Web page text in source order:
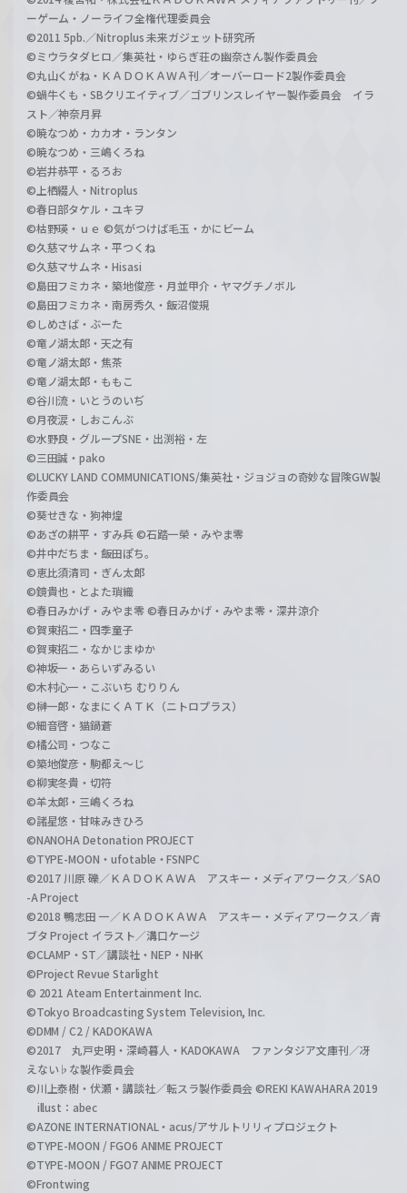
ーゲーム・ノーライフ全権代理委員会
©2011 5pb.／Nitroplus 未来ガジェット研究所
©ミウラタダヒロ／集英社・ゆらぎ荘の幽奈さん製作委員会
©丸山くがね・ＫＡＤＯＫＡＷＡ刊／オーバーロード2製作委員会
©蝸牛くも・SBクリエイティブ／ゴブリンスレイヤー製作委員会 イラ
スト／神奈月昇
©暁なつめ・カカオ・ランタン
©暁なつめ・三嶋くろね
©岩井恭平・るろお
©上栖綴人・Nitroplus
©春日部タケル・ユキヲ
©枯野瑛・ｕｅ ©気がつけば毛玉・かにビーム
©久慈マサムネ・平つくね
©久慈マサムネ・Hisasi
©島田フミカネ・築地俊彦・月並甲介・ヤマグチノボル
©島田フミカネ・南房秀久・飯沼俊規
©しめさば・ぶーた
©竜ノ湖太郎・天之有
©竜ノ湖太郎・焦茶
©竜ノ湖太郎・ももこ
©谷川流・いとうのいぢ
©月夜涙・しおこんぶ
©水野良・グループSNE・出渕裕・左
©三田誠・pako
©LUCKY LAND COMMUNICATIONS/集英社・ジョジョの奇妙な冒険GW製
作委員会
©葵せきな・狗神煌
©あざの耕平・すみ兵 ©石踏一榮・みやま零
©井中だちま・飯田ぽち。
©恵比須清司・ぎん太郎
©鏡貴也・とよた瑣織
©春日みかげ・みやま零 ©春日みかげ・みやま零・深井涼介
©賀東招二・四季童子
©賀東招二・なかじまゆか
©神坂一・あらいずみるい
©木村心一・こぶいち むりりん
©榊一郎・なまにくＡＴＫ（ニトロプラス）
©細音啓・猫鍋蒼
©橘公司・つなこ
©築地俊彦・駒都え～じ
©柳実冬貴・切符
©羊太郎・三嶋くろね
©諸星悠・甘味みきひろ
©NANOHA Detonation PROJECT
©TYPE-MOON・ufotable・FSNPC
©2017 川原 礫／ＫＡＤＯＫＡＷＡ アスキー・メディアワークス／SAO
-A Project
©2018 鴨志田 一／ＫＡＤＯＫＡＷＡ アスキー・メディアワークス／青
ブタ Project イラスト／溝口ケージ
©CLAMP・ST／講談社・NEP・NHK
©Project Revue Starlight
© 2021 Ateam Entertainment Inc.
©Tokyo Broadcasting System Television, Inc.
©DMM / C2 / KADOKAWA
©2017 丸戸史明・深崎暮人・KADOKAWA ファンタジア文庫刊／冴
えない♭な製作委員会
©川上泰樹・伏瀬・講談社／転スラ製作委員会 ©REKI KAWAHARA 2019
illust：abec
©AZONE INTERNATIONAL・acus/アサルトリリィプロジェクト
©TYPE-MOON / FGO6 ANIME PROJECT
©TYPE-MOON / FGO7 ANIME PROJECT
©Frontwing